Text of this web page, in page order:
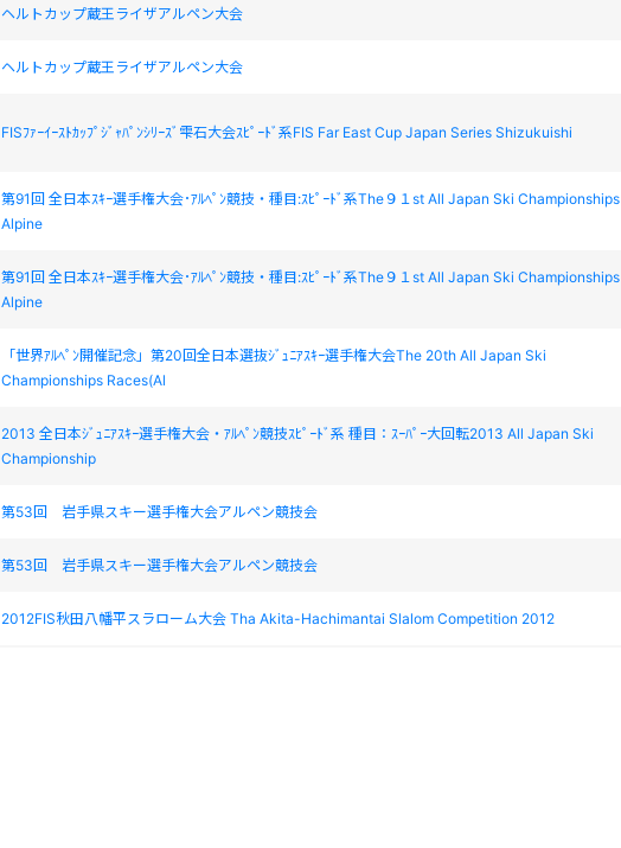
ヘルトカップ蔵王ライザアルペン大会
ヘルトカップ蔵王ライザアルペン大会
FISﾌｧｰｲｰｽﾄｶｯﾌﾟｼﾞｬﾊﾟﾝｼﾘｰｽﾞ雫石大会ｽﾋﾟｰﾄﾞ系FIS Far East Cup Japan Series Shizukuishi
第91回 全日本ｽｷｰ選手権大会･ｱﾙﾍﾟﾝ競技・種目:ｽﾋﾟｰﾄﾞ系The９１st All Japan Ski Championships
Alpine
第91回 全日本ｽｷｰ選手権大会･ｱﾙﾍﾟﾝ競技・種目:ｽﾋﾟｰﾄﾞ系The９１st All Japan Ski Championships
Alpine
「世界ｱﾙﾍﾟﾝ開催記念」第20回全日本選抜ｼﾞｭﾆｱｽｷｰ選手権大会The 20th All Japan Ski
Championships Races(Al
2013 全日本ｼﾞｭﾆｱｽｷｰ選手権大会・ｱﾙﾍﾟﾝ競技ｽﾋﾟｰﾄﾞ系 種目：ｽｰﾊﾟｰ大回転2013 All Japan Ski
Championship
第53回 岩手県スキー選手権大会アルペン競技会
第53回 岩手県スキー選手権大会アルペン競技会
2012FIS秋田八幡平スラローム大会 Tha Akita-Hachimantai Slalom Competition 2012